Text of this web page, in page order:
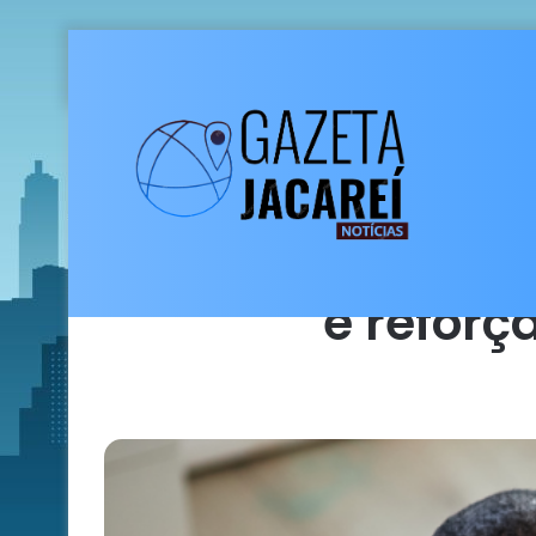
Início
Fatec Jacareí
e